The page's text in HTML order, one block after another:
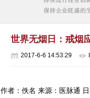
世界无烟日：戒烟
2017-6-6 14:53:29
作者：佚名 来源：医脉通 日